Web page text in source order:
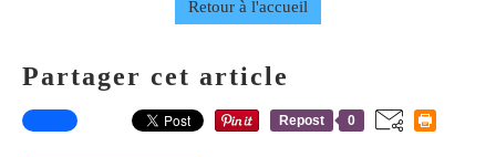
Retour à l'accueil
Partager cet article
Repost 0